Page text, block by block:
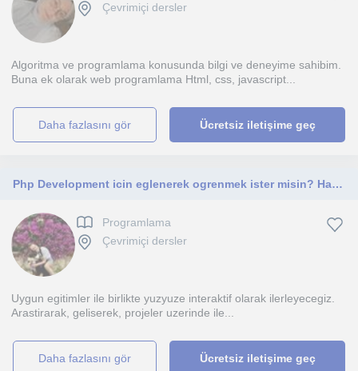
Çevrimiçi dersler
Algoritma ve programlama konusunda bilgi ve deneyime sahibim.
Buna ek olarak web programlama Html, css, javascript...
daha fazlasını gör Ücretsiz iletişime geç
Php Development icin eglenerek ogrenmek ister misin? Haydi!
Programlama
Çevrimiçi dersler
Uygun egitimler ile birlikte yuzyuze interaktif olarak ilerleyecegiz.
Arastirarak, geliserek, projeler uzerinde ile...
daha fazlasını gör Ücretsiz iletişime geç